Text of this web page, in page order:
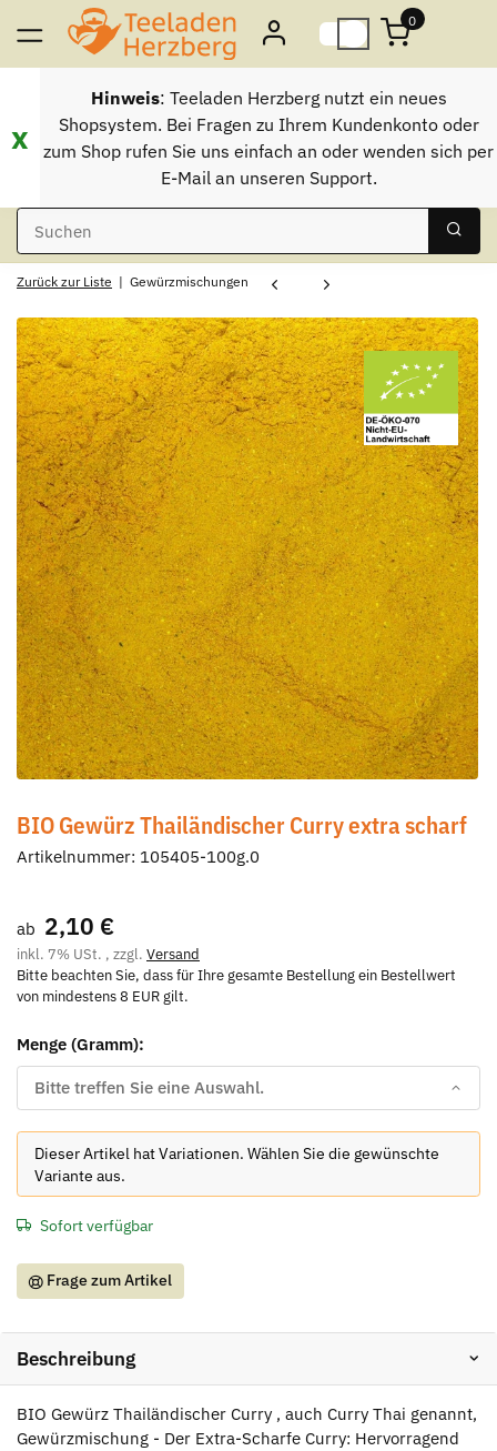
0
x
Hinweis: Teeladen Herzberg nutzt ein neues
Shopsystem. Bei Fragen zu Ihrem Kundenkonto oder
zum Shop rufen Sie uns einfach an oder wenden sich per
E-Mail an unseren Support.
Zurück zur Liste Gewürzmischungen
BIO Gewürz Thailändischer Curry extra scharf
Artikelnummer: 105405-100g.0
ab 2,10 €
inkl. 7% USt. , zzgl. Versand
Bitte beachten Sie, dass für Ihre gesamte Bestellung ein Bestellwert
von mindestens 8 EUR gilt.
Menge (Gramm):
Bitte treffen Sie eine Auswahl.
x
Dieser Artikel hat Variationen. Wählen Sie die gewünschte
Variante aus.
Sofort verfügbar
Frage zum Artikel
Beschreibung
BIO Gewürz Thailändischer Curry , auch Curry Thai genannt,
Gewürzmischung - Der Extra-Scharfe Curry: Hervorragend